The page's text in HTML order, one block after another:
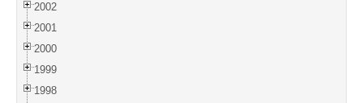
2002
2001
2000
1999
1998